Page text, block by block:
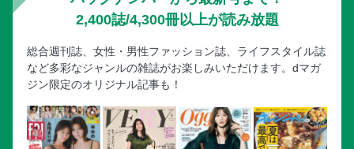
2,400誌/4,300冊以上が読み放題
総合週刊誌、女性・男性ファッション誌、ライフスタイル誌
など多彩なジャンルの雑誌がお楽しみいただけます。dマガ
ジン限定のオリジナル記事も！